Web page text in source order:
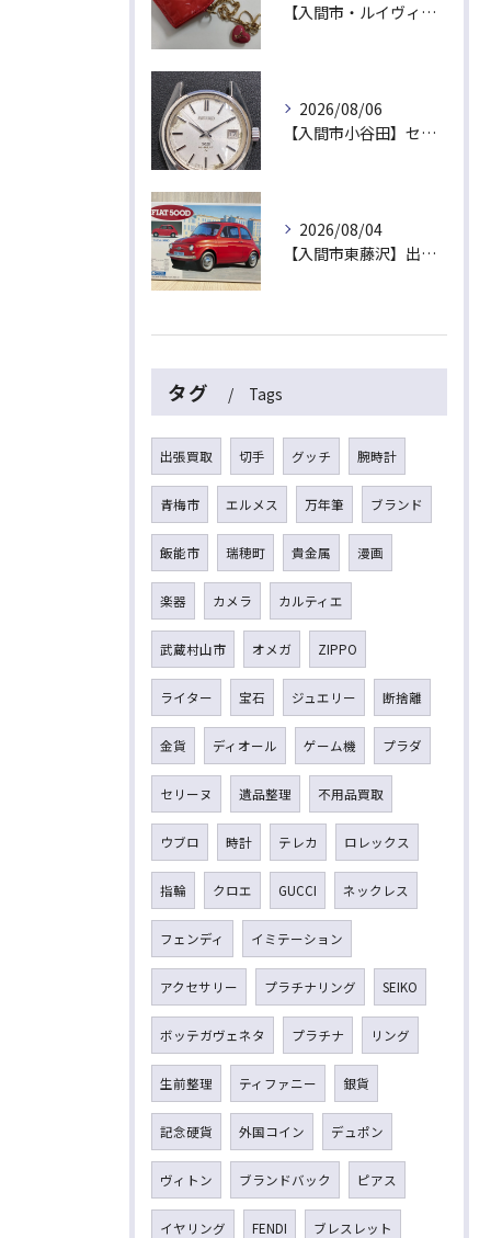
【入間市・ルイヴィトン買取】ハート型が可愛い！ヴェルニ「ポルトモネ・クール」を最高値でお買取！
2026/08/06
【入間市小谷田】セイコーの名機「キングセイコー（45KS）」をお買取！ベルトなし・文字盤のシミ・不動品も高価買取いたします
2026/08/04
【入間市東藤沢】出張買取にて絶版プラモデル「フィアット500D」をお買取！暑い夏は涼しいご自宅で「無料出張買取」をご利用ください
タグ Tags
出張買取 切手 グッチ 腕時計
青梅市 エルメス 万年筆 ブランド
飯能市 瑞穂町 貴金属 漫画
楽器 カメラ カルティエ
武蔵村山市 オメガ ZIPPO
ライター 宝石 ジュエリー 断捨離
金貨 ディオール ゲーム機 プラダ
セリーヌ 遺品整理 不用品買取
ウブロ 時計 テレカ ロレックス
指輪 クロエ GUCCI ネックレス
フェンディ イミテーション
アクセサリー プラチナリング SEIKO
ボッテガヴェネタ プラチナ リング
生前整理 ティファニー 銀貨
記念硬貨 外国コイン デュポン
ヴィトン ブランドバック ピアス
イヤリング FENDI ブレスレット